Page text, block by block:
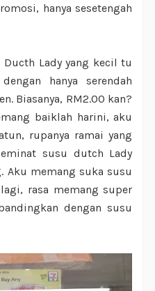
hanya sesetengah
Lady yang kecil tu
hanya serendah
Biasanya, RM2.00 kan?
baiklah harini, aku
rupanya ramai yang
susu dutch Lady
Aku memang suka susu
rasa memang super
dengan susu